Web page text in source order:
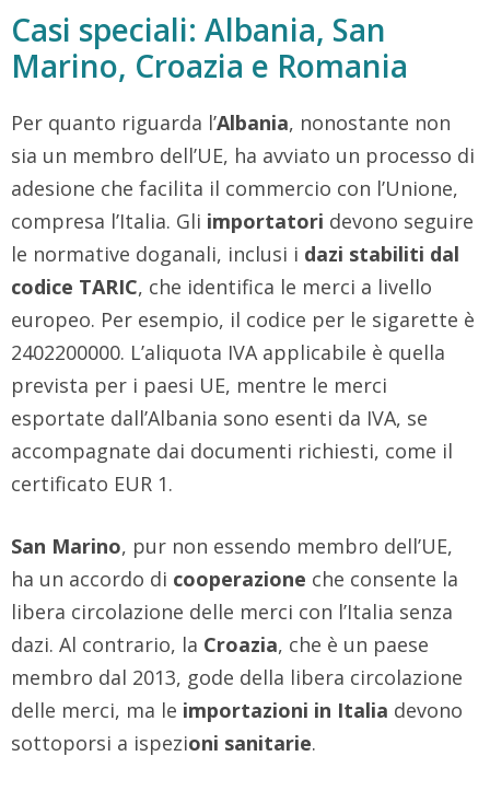
Casi speciali: Albania, San
Marino, Croazia e Romania
Per quanto riguarda l’Albania, nonostante non
sia un membro dell’UE, ha avviato un processo di
adesione che facilita il commercio con l’Unione,
compresa l’Italia. Gli importatori devono seguire
le normative doganali, inclusi i dazi stabiliti dal
codice TARIC, che identifica le merci a livello
europeo. Per esempio, il codice per le sigarette è
2402200000. L’aliquota IVA applicabile è quella
prevista per i paesi UE, mentre le merci
esportate dall’Albania sono esenti da IVA, se
accompagnate dai documenti richiesti, come il
certificato EUR 1.
San Marino, pur non essendo membro dell’UE,
ha un accordo di cooperazione che consente la
libera circolazione delle merci con l’Italia senza
dazi. Al contrario, la Croazia, che è un paese
membro dal 2013, gode della libera circolazione
delle merci, ma le importazioni in Italia devono
sottoporsi a ispezioni sanitarie.